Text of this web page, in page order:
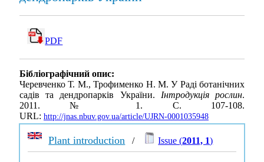
PDF
Бібліографічний опис:
Черевченко Т. М., Трофименко Н. М. У Раді ботанічних
садів та дендропарків України. Інтродукція рослин.
2011. № 1. С. 107-108.
URL: http://jnas.nbuv.gov.ua/article/UJRN-0001035948
Plant introduction / Issue (2011, 1)